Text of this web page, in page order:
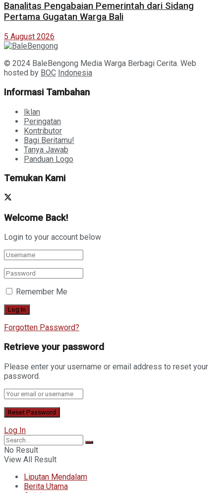
Banalitas Pengabaian Pemerintah dari Sidang
Pertama Gugatan Warga Bali
5 August 2026
© 2024 BaleBengong Media Warga Berbagi Cerita. Web
hosted by BOC Indonesia
Informasi Tambahan
Iklan
Peringatan
Kontributor
Bagi Beritamu!
Tanya Jawab
Panduan Logo
Temukan Kami
Welcome Back!
Login to your account below
Remember Me
Forgotten Password?
Retrieve your password
Please enter your username or email address to reset your
password.
Log In
No Result
View All Result
Liputan Mendalam
Berita Utama